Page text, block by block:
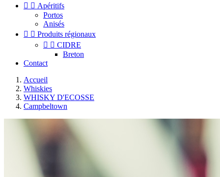
  Apéritifs
Portos
Anisés
  Produits régionaux
  CIDRE
Breton
Contact
Accueil
Whiskies
WHISKY D'ECOSSE
Campbeltown